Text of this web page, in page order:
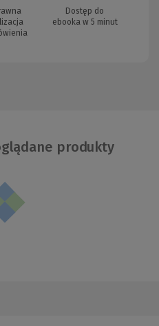
Dostęp do
ebooka w 5 minut
produkty